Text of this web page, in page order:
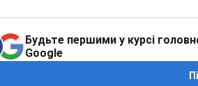
Будьте першими у курсі
Google